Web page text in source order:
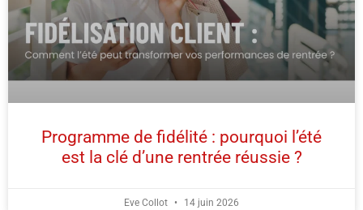
Programme de fidélité : pourquoi l’été
est la clé d’une rentrée réussie ?
Eve Collot 14 juin 2026